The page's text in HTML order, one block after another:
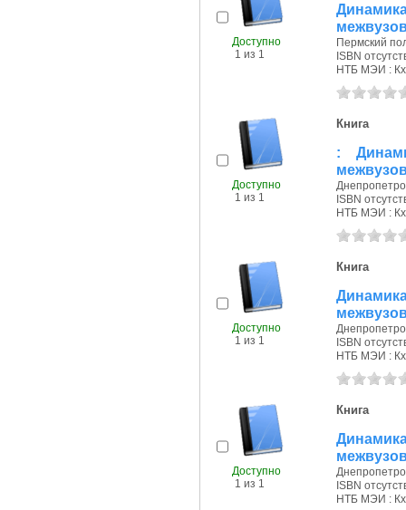
Доступно
1 из 1
Пермский
ISBN
НТБ МЭИ : Кх
Доступно
1 из 1
Книга
:
ISBN
НТБ МЭИ : Кх
Доступно
1 из 1
Книга
ISBN
НТБ МЭИ : Кх
Доступно
1 из 1
Книга
ISBN
НТБ МЭИ : Кх